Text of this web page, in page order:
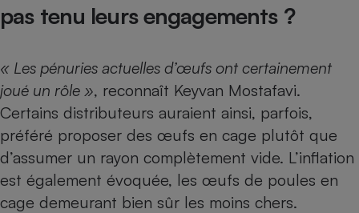
pas tenu leurs engagements ?
« Les pénuries actuelles d’œufs ont certainement
joué un rôle », reconnaît Keyvan Mostafavi.
Certains distributeurs auraient ainsi, parfois,
préféré proposer des œufs en cage plutôt que
d’assumer un rayon complètement vide. L’inflation
est également évoquée, les œufs de poules en
cage demeurant bien sûr les moins chers.